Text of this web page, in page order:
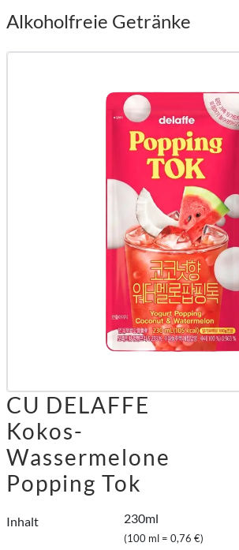
Alkoholfreie Getränke
CU DELAFFE
Kokos-
Wassermelone
Popping Tok
Inhalt 230ml
(100 ml = 0,76 €)